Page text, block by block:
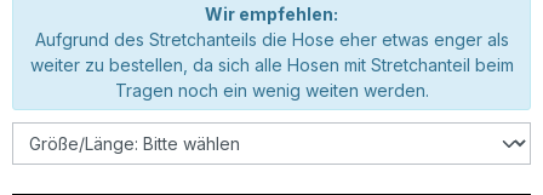
Wir empfehlen:
Aufgrund des Stretchanteils die Hose eher etwas enger als
weiter zu bestellen, da sich alle Hosen mit Stretchanteil beim
Tragen noch ein wenig weiten werden.